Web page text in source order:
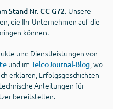
Stand Nr. CC-G72. Unsere
die Ihr Unternehmen auf die
können.
und Dienstleistungen von
und im TelcoJournal-Blog , wo
erklären, Erfolgsgeschichten
Anleitungen für
bereitstellen.